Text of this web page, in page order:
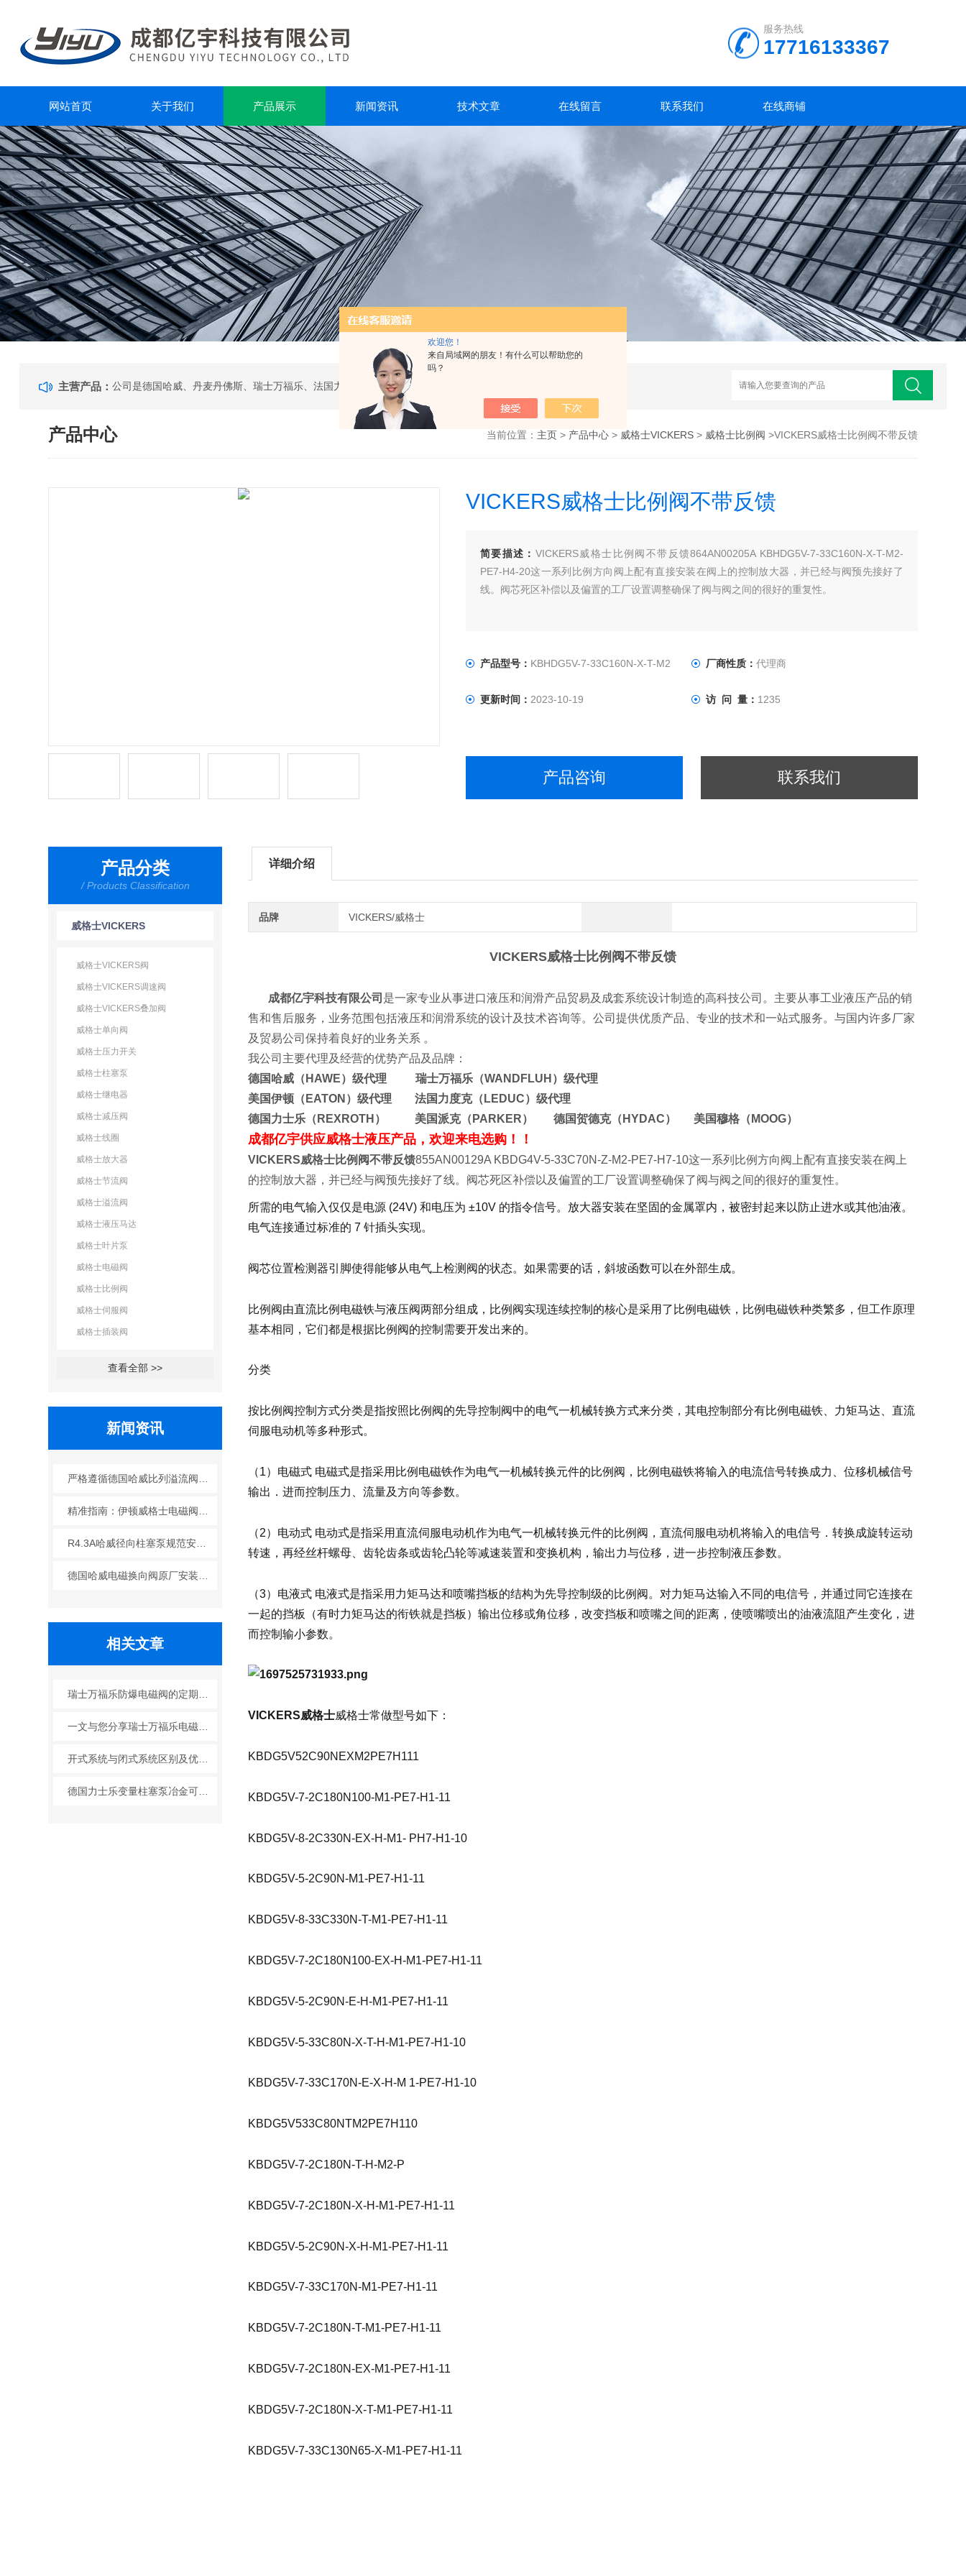
欢迎您！
来自局域网的朋友！有什么可以帮助您的
吗？
服务热线
17716133367
网站首页 关于我们 产品展示 新闻资讯 技术文章 在线留言 联系我们 在线商铺
主营产品：
产品中心 当前位置： 主页> 产品中心> 威格士VICKERS> 威格士比例阀 >VICKERS威格士比例阀不带反馈
VICKERS威格士比例阀不带反馈
简要描述： VICKERS威格士比例阀不带反馈864AN00205A KBHDG5V-7-33C160N-X-T-M2-
PE7-H4-20这一系列比例方向阀上配有直接安装在阀上的控制放大器，并已经与阀预先接好了
线。阀芯死区补偿以及偏置的工厂设置调整确保了阀与阀之间的很好的重复性。
产品型号： KBHDG5V-7-33C160N-X-T-M2 厂商性质：代理商
更新时间： 2023-10-19 访 问 量： 1235
产品咨询 联系我们
产品分类
/ Products Classification
威格士VICKERS
威格士VICKERS阀
威格士VICKERS调速阀
威格士VICKERS叠加阀
威格士单向阀
威格士压力开关
威格士柱塞泵
威格士继电器
威格士减压阀
威格士线圈
威格士放大器
威格士节流阀
威格士溢流阀
威格士液压马达
威格士叶片泵
威格士电磁阀
威格士比例阀
威格士伺服阀
威格士插装阀
查看全部 >>
新闻资讯
相关文章
详细介绍
品牌 VICKERS/威格士
VICKERS威格士比例阀不带反馈
成都亿宇科技有限公司 是一家专业从事进口液压和润滑产品贸易及成套系统设计制造的高科技公司。主要从事工业液压产品的销
售和售后服务，业务范围包括液压和润滑系统的设计及技术咨询等。公司提供优质产品、专业的技术和一站式服务。与国内许多厂家
及贸易公司保持着良好的业务关系 。
我公司主要代理及经营的优势产品及品牌：
德国哈威（HAWE）级代理 瑞士万福乐（WANDFLUH）级代理
美国伊顿（EATON）级代理 法国力度克（LEDUC）级代理
德国力士乐（REXROTH） 美国派克（PARKER） 德国贺德克（HYDAC） 美国穆格（MOOG）
成都亿宇供应威格士液压产品，欢迎来电选购！！
VICKERS威格士比例阀不带反馈855AN00129A KBDG4V-5-33C70N-Z-M2-PE7-H7-10这一系列比例方向阀上配有直接安装在阀上
的控制放大器，并已经与阀预先接好了线。阀芯死区补偿以及偏置的工厂设置调整确保了阀与阀之间的很好的重复性。
所需的电气输入仅仅是电源 (24V) 和电压为 ±10V 的指令信号。放大器安装在坚固的金属罩内，被密封起来以防止进水或其他油液。
电气连接通过标准的 7 针插头实现。
阀芯位置检测器引脚使得能够从电气上检测阀的状态。如果需要的话，斜坡函数可以在外部生成。
比例阀由直流比例电磁铁与液压阀两部分组成，比例阀实现连续控制的核心是采用了比例电磁铁，比例电磁铁种类繁多，但工作原理
基本相同，它们都是根据比例阀的控制需要开发出来的。
分类
按比例阀控制方式分类是指按照比例阀的先导控制阀中的电气一机械转换方式来分类，其电控制部分有比例电磁铁、力矩马达、直流
伺服电动机等多种形式。
（1）电磁式 电磁式是指采用比例电磁铁作为电气一机械转换元件的比例阀，比例电磁铁将输入的电流信号转换成力、位移机械信号
输出．进而控制压力、流量及方向等参数。
（2）电动式 电动式是指采用直流伺服电动机作为电气一机械转换元件的比例阀，直流伺服电动机将输入的电信号．转换成旋转运动
转速，再经丝杆螺母、齿轮齿条或齿轮凸轮等减速装置和变换机构，输出力与位移，进一步控制液压参数。
（3）电液式 电液式是指采用力矩马达和喷嘴挡板的结构为先导控制级的比例阀。对力矩马达输入不同的电信号，并通过同它连接在
一起的挡板（有时力矩马达的衔铁就是挡板）输出位移或角位移，改变挡板和喷嘴之间的距离，使喷嘴喷出的油液流阻产生变化，进
而控制输小参数。
VICKERS威格士威格士常做型号如下：
KBDG5V52C90NEXM2PE7H111
KBDG5V-7-2C180N100-M1-PE7-H1-11
KBDG5V-8-2C330N-EX-H-M1- PH7-H1-10
KBDG5V-5-2C90N-M1-PE7-H1-11
KBDG5V-8-33C330N-T-M1-PE7-H1-11
KBDG5V-7-2C180N100-EX-H-M1-PE7-H1-11
KBDG5V-5-2C90N-E-H-M1-PE7-H1-11
KBDG5V-5-33C80N-X-T-H-M1-PE7-H1-10
KBDG5V-7-33C170N-E-X-H-M 1-PE7-H1-10
KBDG5V533C80NTM2PE7H110
KBDG5V-7-2C180N-T-H-M2-P
KBDG5V-7-2C180N-X-H-M1-PE7-H1-11
KBDG5V-5-2C90N-X-H-M1-PE7-H1-11
KBDG5V-7-33C170N-M1-PE7-H1-11
KBDG5V-7-2C180N-T-M1-PE7-H1-11
KBDG5V-7-2C180N-EX-M1-PE7-H1-11
KBDG5V-7-2C180N-X-T-M1-PE7-H1-11
KBDG5V-7-33C130N65-X-M1-PE7-H1-11